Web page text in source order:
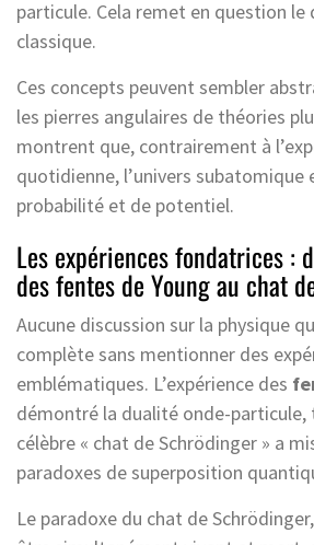
particule. Cela remet en question
classique.
Ces concepts peuvent sembler
les pierres angulaires de théories
montrent que, contrairement à
quotidienne, l’univers subatomique
probabilité et de potentiel.
Les expériences fondatrices :
des fentes de Young au chat
Aucune discussion sur la physique
complète sans mentionner des
emblématiques. L’expérience des
démontré la dualité onde-particule,
célèbre « chat de Schrödinger » a
paradoxes de superposition
Le paradoxe du chat de